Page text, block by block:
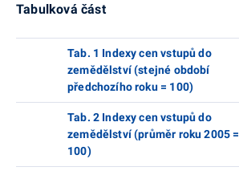
Tabulková část
Tab. 1 Indexy cen vstupů do
zemědělství (stejné období
předchozího roku = 100)
Tab. 2 Indexy cen vstupů do
zemědělství (průměr roku 2005 =
100)